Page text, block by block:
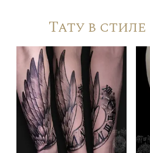
Тату в стиле